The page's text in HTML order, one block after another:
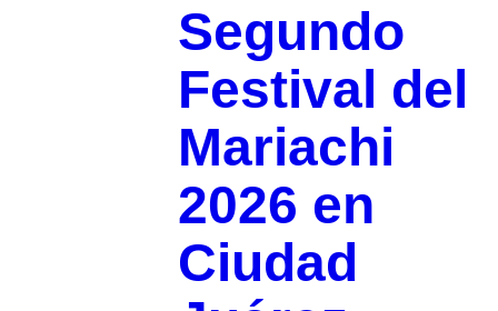
Segundo
Festival del
Mariachi
2026 en
Ciudad